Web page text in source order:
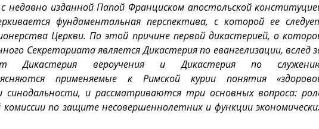
изданной Папой Франциском апостольской
фундаментальная перспектива, с которой ее
Церкви. По этой причине первой дикастерией, о
Секретариата является Дикастерия по евангелизации, вслед
Дикастерия вероучения и Дикастерия по
применяемые к Римской курии понятия
синодальности, и рассматриваются три основных вопроса:
по защите несовершеннолетних и функции